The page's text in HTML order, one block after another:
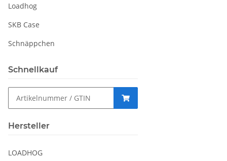
Loadhog
SKB Case
Schnäppchen
Schnellkauf
Hersteller
LOADHOG